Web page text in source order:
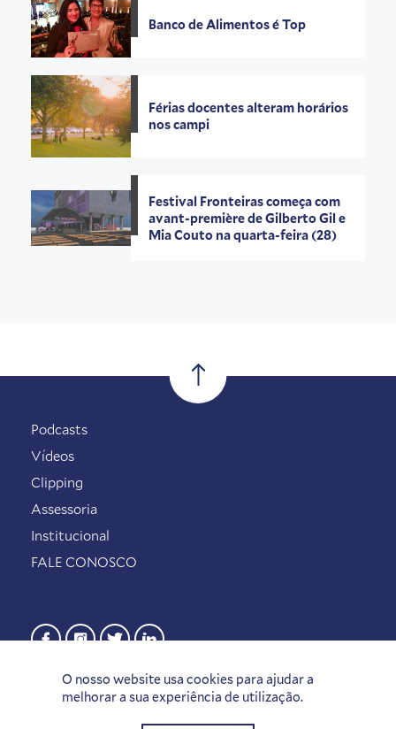
Banco de Alimentos é Top
Férias docentes alteram horários
nos campi
Festival Fronteiras começa com
avant-première de Gilberto Gil e
Mia Couto na quarta-feira (28)
O nosso website usa cookies para ajudar a
melhorar a sua experiência de utilização.
Podcasts
Vídeos
Clipping
Assessoria
Institucional
FALE CONOSCO